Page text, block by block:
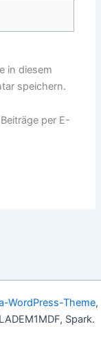
in diesem
speichern.
per E-
WordPress-Theme,
Spark.